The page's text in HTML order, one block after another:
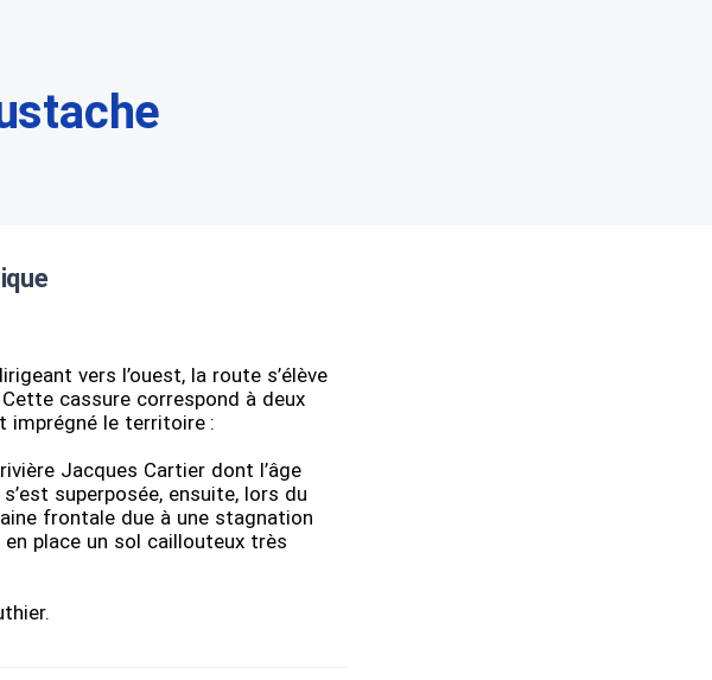
vers l’ouest, la route s’élève
cassure correspond à deux
imprégné le territoire :
Jacques Cartier dont l’âge
superposée, ensuite, lors du
frontale due à une stagnation
place un sol caillouteux très